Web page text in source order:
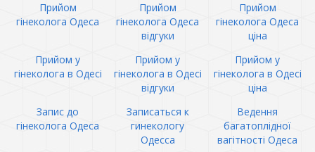
Прийом
гінеколога Одеса
Прийом
гінеколога Одеса
відгуки
Прийом
гінеколога Одеса
ціна
Прийом у
гінеколога в Одесі
Прийом у
гінеколога в Одесі
відгуки
Прийом у
гінеколога в Одесі
ціна
Запис до
гінеколога Одеса
Записаться к
гинекологу
Одесса
Ведення
багатоплідної
вагітності Одеса